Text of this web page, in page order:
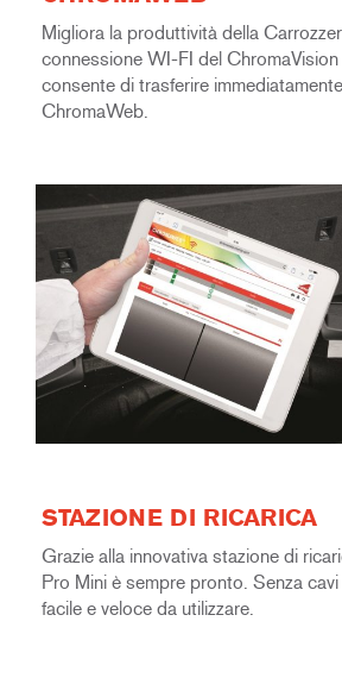
Migliora la produttività della
connessione WI-FI del
consente di trasferire
ChromaWeb.
STAZIONE DI RICARICA
Grazie alla innovativa stazione di
Pro Mini è sempre pronto. Senza
facile e veloce da utilizzare.